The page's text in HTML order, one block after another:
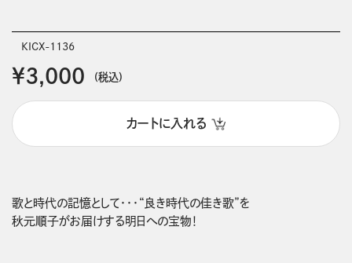
KICX-1136
￥3,000 (税込)
カートに入れる
歌と時代の記憶として・・・“良き時代の佳き歌”を